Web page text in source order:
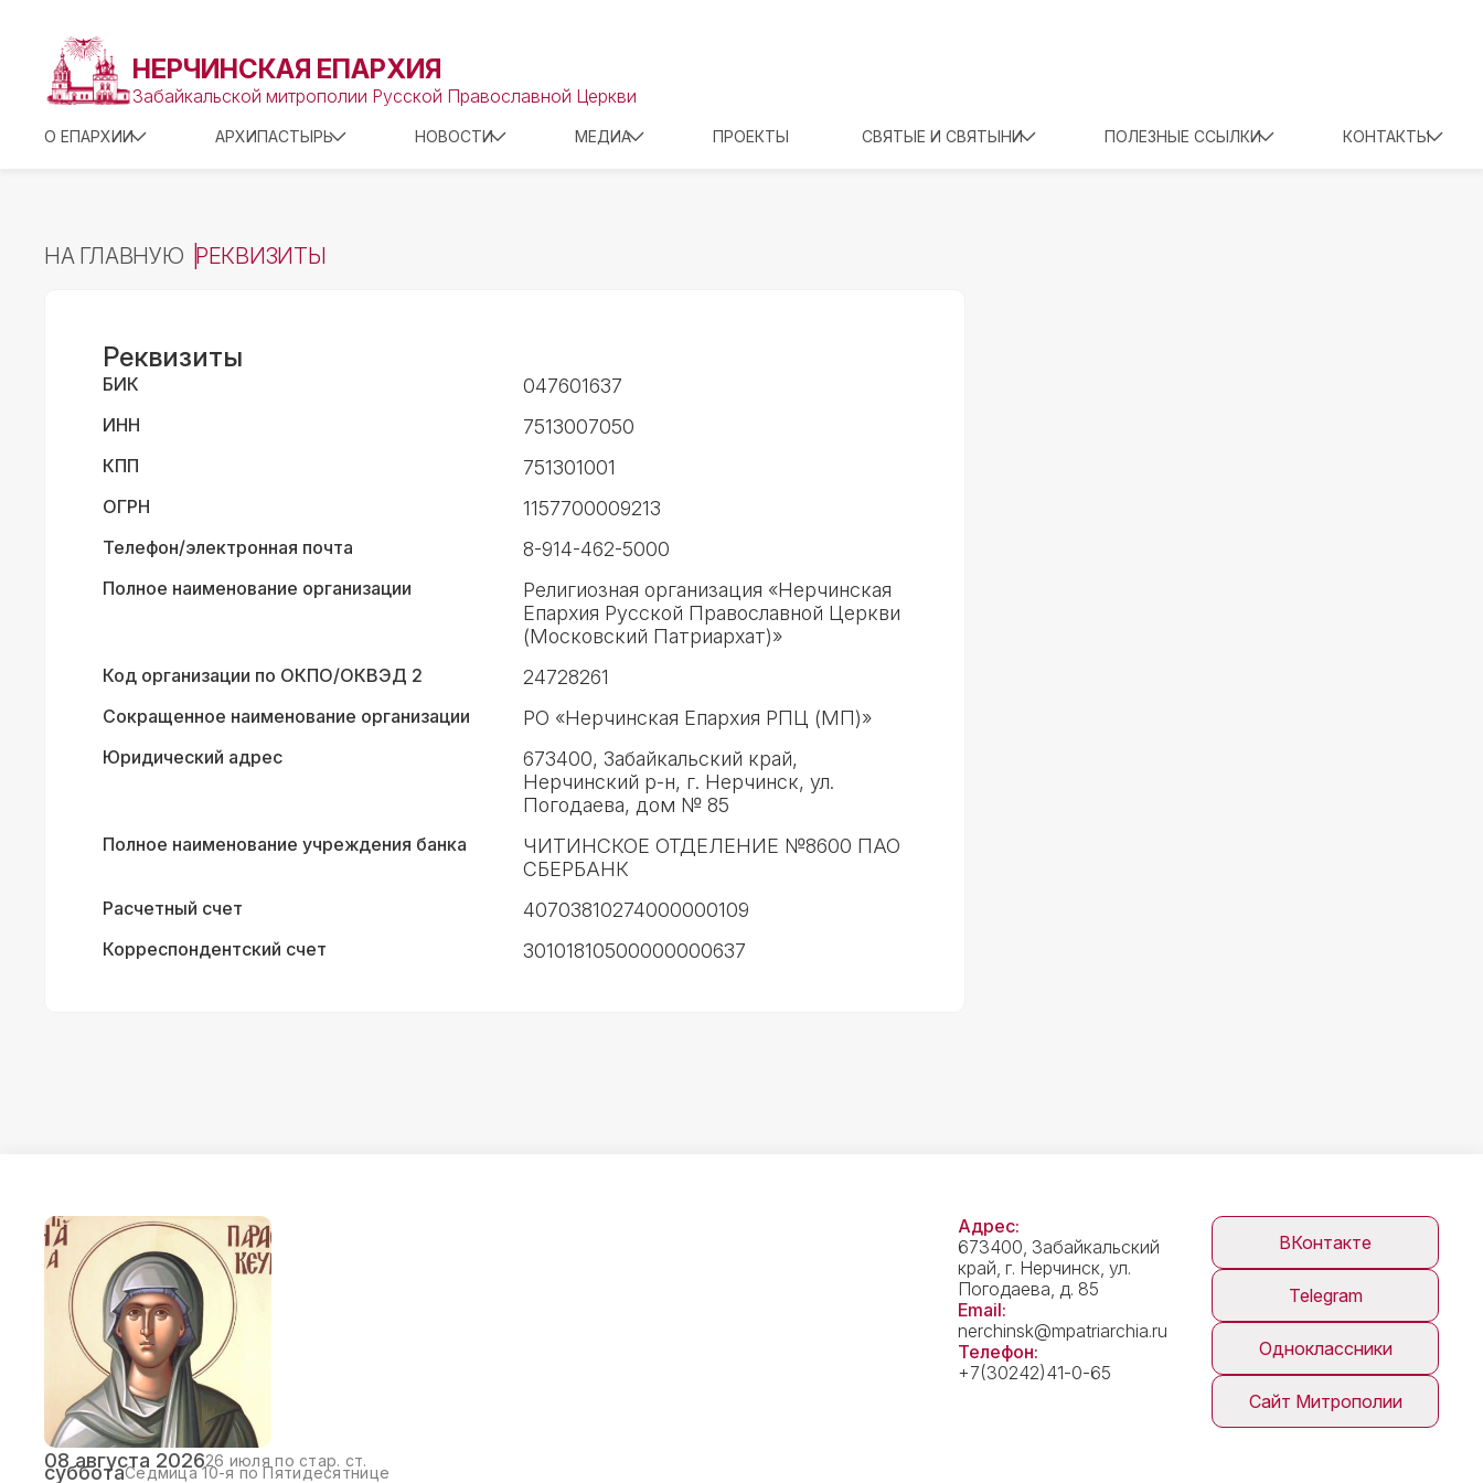
НЕРЧИНСКАЯ ЕПАРХИЯ
Забайкальской митрополии Русской Православной Церкви
О ЕПАРХИИ АРХИПАСТЫРЬ НОВОСТИ МЕДИА ПРОЕКТЫ СВЯТЫЕ И СВЯТЫНИ ПОЛЕЗНЫЕ ССЫЛКИ КОНТАКТЫ
НА ГЛАВНУЮ РЕКВИЗИТЫ
Реквизиты
БИК 047601637
ИНН 7513007050
КПП 751301001
ОГРН 1157700009213
Телефон/электронная почта 8-914-462-5000
Полное наименование организации
Религиозная организация «Нерчинская
Епархия Русской Православной Церкви
(Московский Патриархат)»
Код организации по ОКПО/ОКВЭД 2 24728261
Сокращенное наименование организации РО «Нерчинская Епархия РПЦ (МП)»
Юридический адрес
673400, Забайкальский край,
Нерчинский р-н, г. Нерчинск, ул.
Погодаева, дом № 85
Полное наименование учреждения банка
ЧИТИНСКОЕ ОТДЕЛЕНИЕ №8600 ПАО
СБЕРБАНК
Расчетный счет 40703810274000000109
Корреспондентский счет 30101810500000000637
08 августа 202626 июля по стар. ст.
субботаСедмица 10-я по Пятидесятнице
ВКонтакте
Telegram
Одноклассники
Сайт Митрополии
Адрес:
673400, Забайкальский
край, г. Нерчинск, ул.
Погодаева, д. 85
Email:
nerchinsk@mpatriarchia.ru
Телефон:
+7(30242)41-0-65